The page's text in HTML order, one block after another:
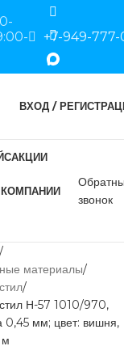
+7-949-777-
ВХОД /
АКЦИИ
звонок
материалы
Н-57 1010/970,
0,45 мм; цвет: вишня,